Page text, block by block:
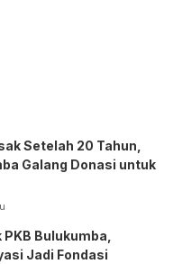
Setelah 20 Tahun,
Galang Donasi untuk
Bulukumba,
Jadi Fondasi